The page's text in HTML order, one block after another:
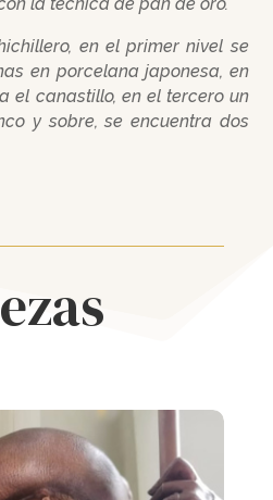
en el primer nivel se
en porcelana japonesa, en
el canastillo, en el tercero un
y sobre, se encuentra dos